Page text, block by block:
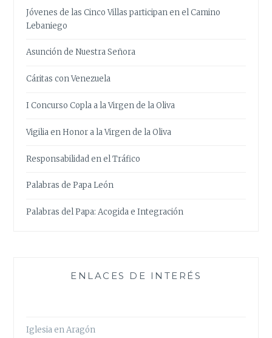
Jóvenes de las Cinco Villas participan en el Camino
Lebaniego
Asunción de Nuestra Señora
Cáritas con Venezuela
I Concurso Copla a la Virgen de la Oliva
Vigilia en Honor a la Virgen de la Oliva
Responsabilidad en el Tráfico
Palabras de Papa León
Palabras del Papa: Acogida e Integración
ENLACES DE INTERÉS
Iglesia en Aragón